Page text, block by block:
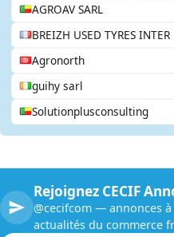
AGROAV SARL
BREIZH USED TYRES INTER
Agronorth
guihy sarl
Solutionplusconsulting
Rejoignez CECIF
@cecifcom — annonces
actualités du commerce